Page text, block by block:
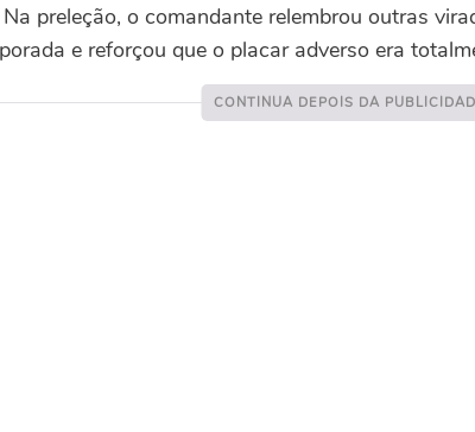
Na preleção, o comandante relembrou outras
e reforçou que o placar adverso era